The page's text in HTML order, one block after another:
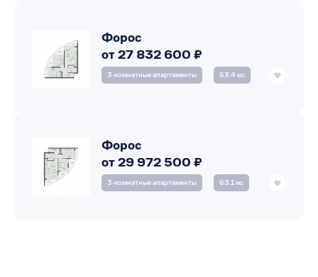
Форос
от 27 832 600 ₽
3‑комнатные апартаменты 63.4 м2
Форос
от 29 972 500 ₽
3‑комнатные апартаменты 63.1 м2